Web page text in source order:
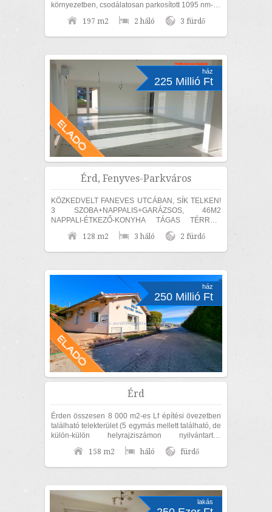
környezetben, csodálatosan parkosított 1095 nm-es
díszkertben, nettó 170nm lakóterületű családi...
197 m2 2 háló 3 fürdő
ház
225 Millió Ft
Érd, Fenyves-Parkváros
KÖZKEDVELT FANEVES UTCÁBAN, SÍK TELKEN!
3 SZOBA+NAPPALIS+GARÁZSOS, 46M2
NAPPALI-ÉTKEZŐ-KONYHA TÁGAS TÉRREL,
EGYSZINTES, MEDITERRÁN STÍLUSÚ CSALÁDI
HÁZ ELADÓ! MAGAS MŰSZAKI TARTALOMMAL,...
128 m2 3 háló 2 fürdő
ház
250 Millió Ft
Érd
Érden összesen 8 000 m2-es Lf építési övezetben
található telekterület (5 egymás mellett található, de
külön-külön helyrajziszámon nyilvántartott
területből áll), 158 m2-es...
158 m2 háló fürdő
lakás